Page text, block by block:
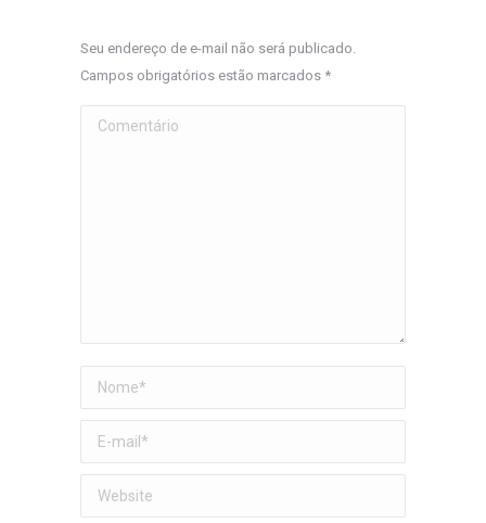
Seu endereço de e-mail não será publicado.
Campos obrigatórios estão marcados *
Comentário
Nome *
E-mail *
Website